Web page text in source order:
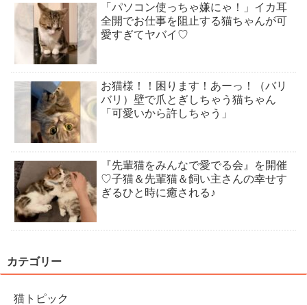
「パソコン使っちゃ嫌にゃ！」イカ耳
全開でお仕事を阻止する猫ちゃんが可
愛すぎてヤバイ♡
お猫様！！困ります！あーっ！（バリ
バリ）壁で爪とぎしちゃう猫ちゃん
「可愛いから許しちゃう」
『先輩猫をみんなで愛でる会』を開催
♡子猫＆先輩猫＆飼い主さんの幸せす
ぎるひと時に癒される♪
カテゴリー
猫トピック